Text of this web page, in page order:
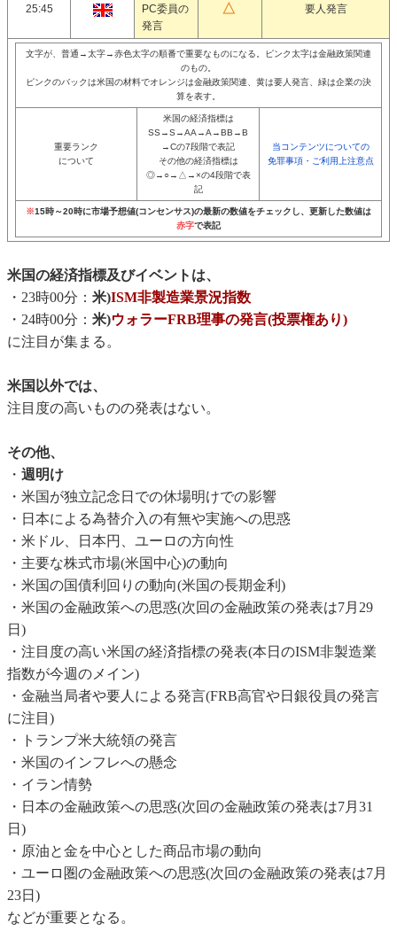
25:45
PC委員の
発言
要人発言
文字が、普通→太字→赤色太字の順番で重要なものになる。ピンク太字は金融政策関連
のもの。
ピンクのバックは米国の材料でオレンジは金融政策関連、黄は要人発言、緑は企業の決
算を表す。
重要ランク
について
米国の経済指標は
SS→S→AA→A→BB→B
→Cの7段階で表記
その他の経済指標は
◎→○→△→×の4段階で表
記
当コンテンツについての
免罪事項・ご利用上注意点
※15時～20時に市場予想値(コンセンサス)の最新の数値をチェックし、更新した数値は
赤字で表記
米国の経済指標及びイベントは、
・23時00分： 米)ISM非製造業景況指数
・24時00分： 米)ウォラーFRB理事の発言(投票権あり)
に注目が集まる。
米国以外では、
注目度の高いものの発表はない。
その他、
・ 週明け
・米国が独立記念日での休場明けでの影響
・日本による為替介入の有無や実施への思惑
・米ドル、日本円、ユーロの方向性
・主要な株式市場(米国中心)の動向
・米国の国債利回りの動向(米国の長期金利)
・米国の金融政策への思惑(次回の金融政策の発表は7月29
日)
・注目度の高い米国の経済指標の発表(本日のISM非製造業
指数が今週のメイン)
・金融当局者や要人による発言(FRB高官や日銀役員の発言
に注目)
・トランプ米大統領の発言
・米国のインフレへの懸念
・イラン情勢
・日本の金融政策への思惑(次回の金融政策の発表は7月31
日)
・原油と金を中心とした商品市場の動向
・ユーロ圏の金融政策への思惑(次回の金融政策の発表は7月
23日)
などが重要となる。